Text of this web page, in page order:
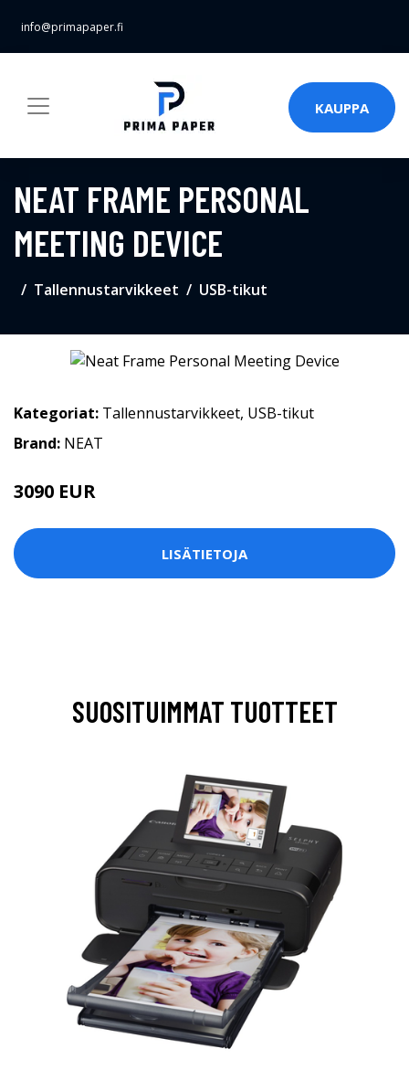
info@primapaper.fi
KAUPPA
NEAT FRAME PERSONAL
MEETING DEVICE
Tallennustarvikkeet USB-tikut
Kategoriat: Tallennustarvikkeet, USB-tikut
Brand: NEAT
3090 EUR
LISÄTIETOJA
SUOSITUIMMAT TUOTTEET